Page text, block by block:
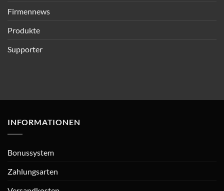
Firmennews
Produkte
Supporter
INFORMATIONEN
Bonussystem
Zahlungsarten